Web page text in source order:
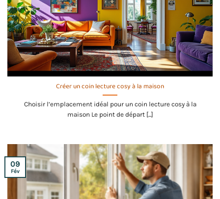
Créer un coin lecture cosy à la maison
Choisir l’emplacement idéal pour un coin lecture cosy à la
maison Le point de départ [...]
09
Fév